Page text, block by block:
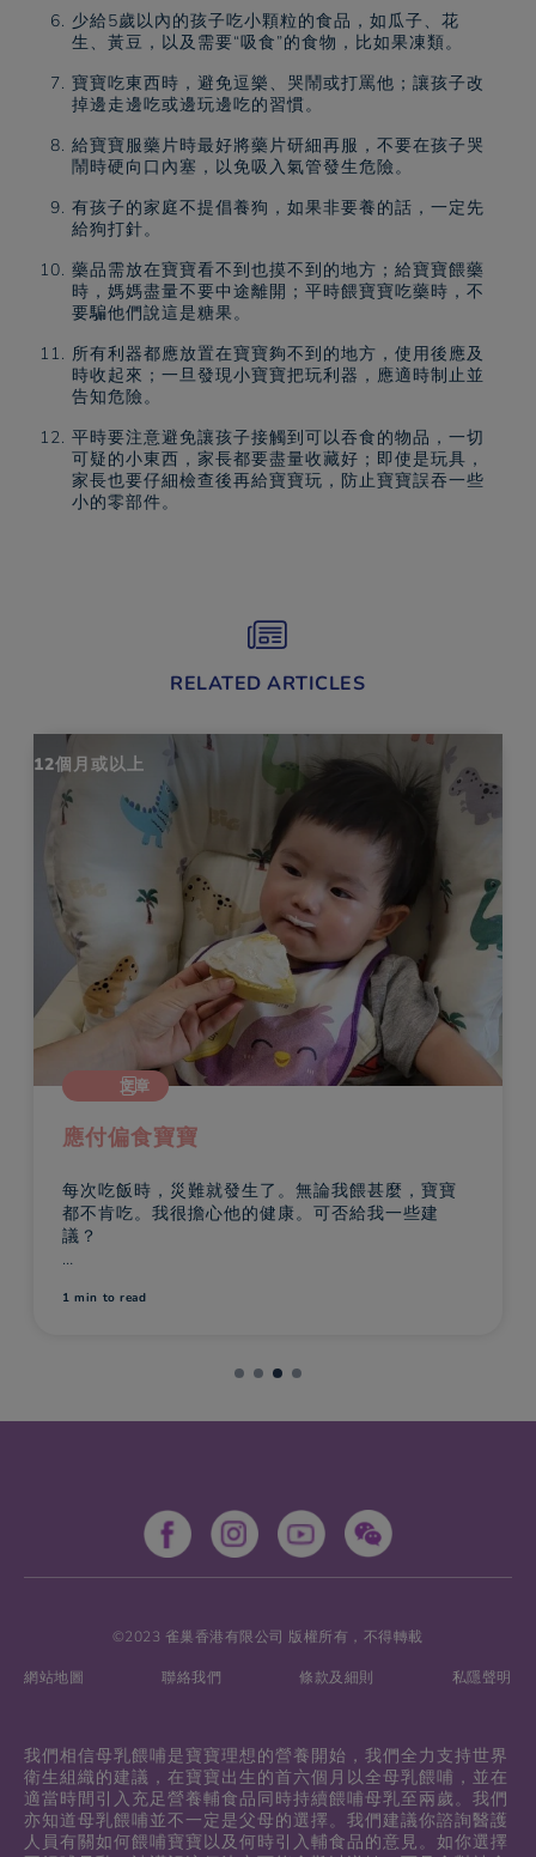
少給5歲以內的孩子吃小顆粒的食品，如瓜子、花
生、黃豆，以及需要“吸食”的食物，比如果凍類。
寶寶吃東西時，避免逗樂、哭鬧或打罵他；讓孩子改
掉邊走邊吃或邊玩邊吃的習慣。
給寶寶服藥片時最好將藥片研細再服，不要在孩子哭
鬧時硬向口內塞，以免吸入氣管發生危險。
有孩子的家庭不提倡養狗，如果非要養的話，一定先
給狗打針。
藥品需放在寶寶看不到也摸不到的地方；給寶寶餵藥
時，媽媽盡量不要中途離開；平時餵寶寶吃藥時，不
要騙他們說這是糖果。
所有利器都應放置在寶寶夠不到的地方，使用後應及
時收起來；一旦發現小寶寶把玩利器，應適時制止並
告知危險。
平時要注意避免讓孩子接觸到可以吞食的物品，一切
可疑的小東西，家長都要盡量收藏好；即使是玩具，
家長也要仔細檢查後再給寶寶玩，防止寶寶誤吞一些
小的零部件。
RELATED ARTICLES
12個月或以上
文章
應付偏食寶寶
每次吃飯時，災難就發生了。無論我餵甚麼，寶寶
都不肯吃。我很擔心他的健康。可否給我一些建
議？
但寶寶一點都不肯吃，令您失望不已！這是很正常
您又覺得很歉疚（我煮的東西不好吃、我不夠稱職
是分清愛和教育、食物和感情的分別。說易做難！
1 min to read
©2023 雀巢香港有限公司 版權所有，不得轉載
網站地圖 聯絡我們 條款及細則 私隱聲明
我們相信母乳餵哺是寶寶理想的營養開始，我們全力支持世界
衛生組織的建議，在寶寶出生的首六個月以全母乳餵哺，並在
適當時間引入充足營養輔食品同時持續餵哺母乳至兩歲。我們
亦知道母乳餵哺並不一定是父母的選擇。我們建議你諮詢醫護
人員有關如何餵哺寶寶以及何時引入輔食品的意見。如你選擇